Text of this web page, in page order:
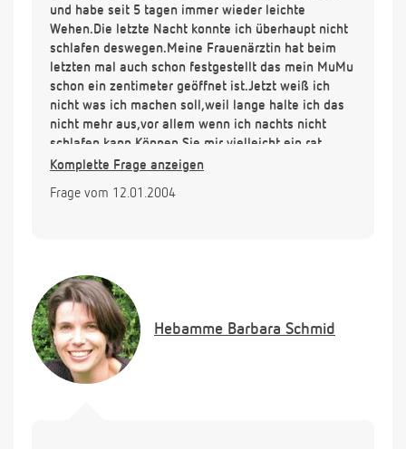
und habe seit 5 tagen immer wieder leichte
Wehen.Die letzte Nacht konnte ich überhaupt nicht
schlafen deswegen.Meine Frauenärztin hat beim
letzten mal auch schon festgestellt das mein MuMu
schon ein zentimeter geöffnet ist.Jetzt weiß ich
nicht was ich machen soll,weil lange halte ich das
nicht mehr aus,vor allem wenn ich nachts nicht
schlafen kann.Können Sie mir vielleicht ein rat
geben was ich machen kann oder womit ich
Danke
Komplette Frage anzeigen
Frage vom 12.01.2004
Hebamme Barbara Schmid